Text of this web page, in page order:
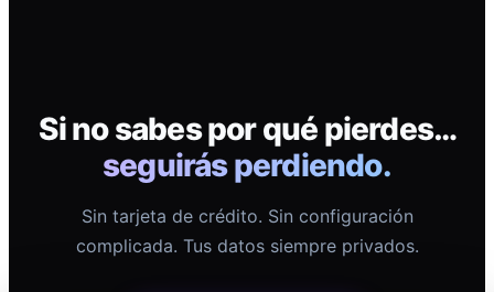
Si no sabes por qué pierdes…
seguirás perdiendo.
Sin tarjeta de crédito. Sin configuración
complicada. Tus datos siempre privados.